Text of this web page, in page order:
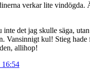
verkar lite vindögda.
inte det jag skulle säga,
Vansinnigt kul! Stieg hade
allihop!
16:54